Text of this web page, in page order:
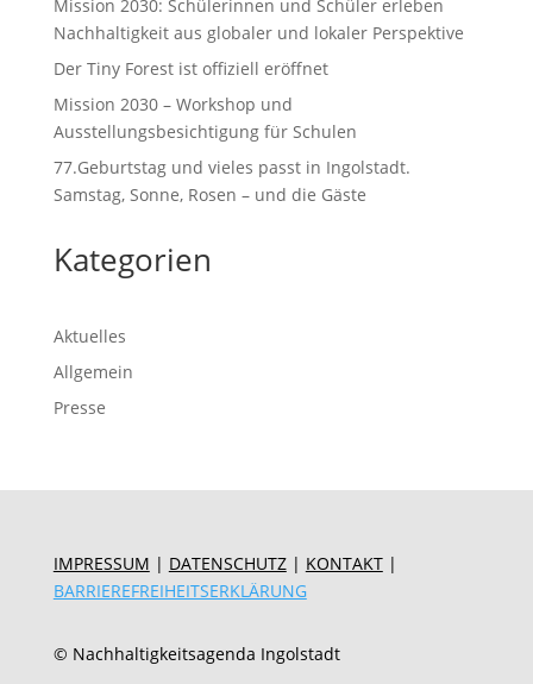
Mission 2030: Schülerinnen und Schüler erleben
Nachhaltigkeit aus globaler und lokaler Perspektive
Der Tiny Forest ist offiziell eröffnet
Mission 2030 – Workshop und
Ausstellungsbesichtigung für Schulen
77.Geburtstag und vieles passt in Ingolstadt.
Samstag, Sonne, Rosen – und die Gäste
Kategorien
Aktuelles
Allgemein
Presse
IMPRESSUM | DATENSCHUTZ| KONTAKT |
BARRIEREFREIHEITSERKLÄRUNG
© Nachhaltigkeitsagenda Ingolstadt